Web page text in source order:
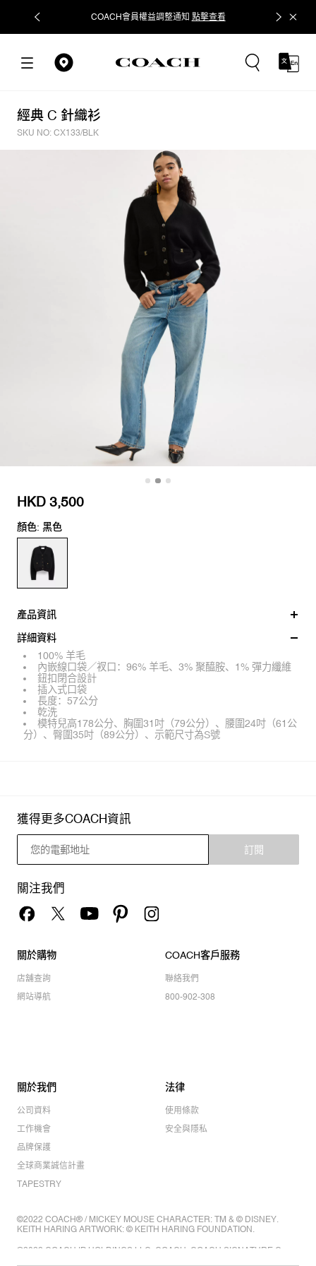
COACH會員權益調整通知 點擊查看 立即追蹤
經典 C 針織衫
SKU NO: CX133/BLK
HKD 3,500
顏色: 黑色
產品資訊
詳細資料
100% 羊毛
內嵌線口袋／衩口：96% 羊毛、3% 聚醯胺、1% 彈力纖維
鈕扣閉合設計
插入式口袋
長度：57公分
乾洗
模特兒高178公分、胸圍31吋（79公分）、腰圍24吋（61公
分）、臀圍35吋（89公分）、示範尺寸為S號
獲得更多COACH資訊
訂閱
關注我們
關於購物
店舖查詢
網站導航
COACH客戶服務
聯絡我們
800-902-308
關於我們
公司資料
工作機會
品牌保護
全球商業誠信計畫
TAPESTRY
法律
使用條款
安全與隱私
©2022 COACH® / MICKEY MOUSE CHARACTER: TM & © DISNEY.
KEITH HARING ARTWORK: © KEITH HARING FOUNDATION.
©2022 COACH IP HOLDINGS LLC. COACH, COACH SIGNATURE C